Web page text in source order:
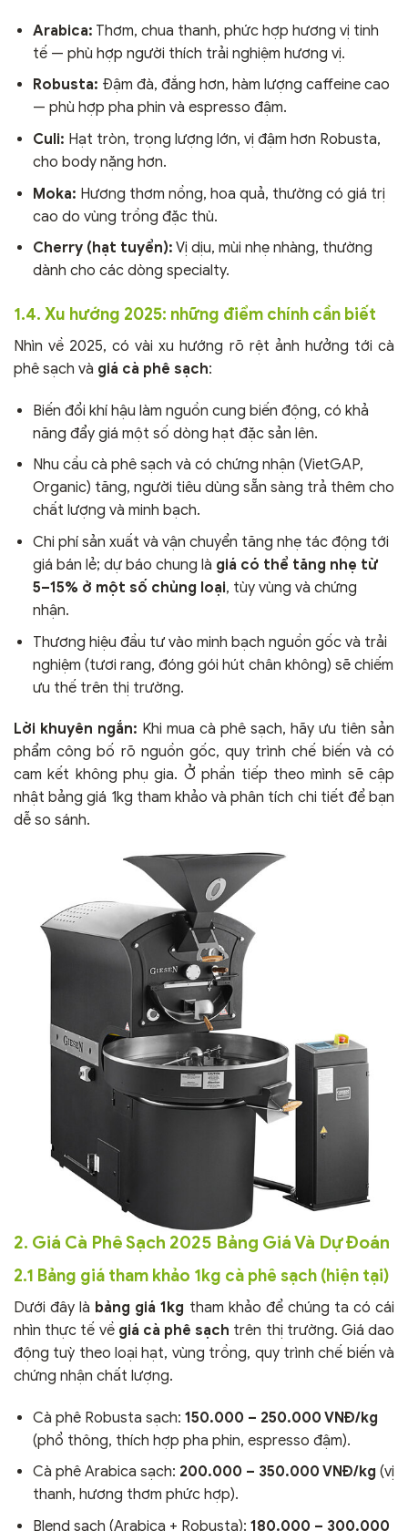
Arabica: Thơm, chua thanh, phức hợp hương vị tinh
tế — phù hợp người thích trải nghiệm hương vị.
Robusta: Đậm đà, đắng hơn, hàm lượng caffeine cao
— phù hợp pha phin và espresso đậm.
Culi: Hạt tròn, trọng lượng lớn, vị đậm hơn Robusta,
cho body nặng hơn.
Moka: Hương thơm nồng, hoa quả, thường có giá trị
cao do vùng trồng đặc thù.
Cherry (hạt tuyển): Vị dịu, mùi nhẹ nhàng, thường
dành cho các dòng specialty.
1.4. Xu hướng 2025: những điểm chính cần biết
Nhìn về 2025, có vài xu hướng rõ rệt ảnh hưởng tới cà
phê sạch và giá cà phê sạch:
Biến đổi khí hậu làm nguồn cung biến động, có khả
năng đẩy giá một số dòng hạt đặc sản lên.
Nhu cầu cà phê sạch và có chứng nhận (VietGAP,
Organic) tăng, người tiêu dùng sẵn sàng trả thêm cho
chất lượng và minh bạch.
Chi phí sản xuất và vận chuyển tăng nhẹ tác động tới
giá bán lẻ; dự báo chung là giá có thể tăng nhẹ từ
5–15% ở một số chủng loại, tùy vùng và chứng
nhận.
Thương hiệu đầu tư vào minh bạch nguồn gốc và trải
nghiệm (tươi rang, đóng gói hút chân không) sẽ chiếm
ưu thế trên thị trường.
Lời khuyên ngắn: Khi mua cà phê sạch, hãy ưu tiên sản
phẩm công bố rõ nguồn gốc, quy trình chế biến và có
cam kết không phụ gia. Ở phần tiếp theo mình sẽ cập
nhật bảng giá 1kg tham khảo và phân tích chi tiết để bạn
dễ so sánh.
2. Giá Cà Phê Sạch 2025 Bảng Giá Và Dự Đoán
2.1 Bảng giá tham khảo 1kg cà phê sạch (hiện tại)
Dưới đây là bảng giá 1kg tham khảo để chúng ta có cái
nhìn thực tế về giá cà phê sạch trên thị trường. Giá dao
động tuỳ theo loại hạt, vùng trồng, quy trình chế biến và
chứng nhận chất lượng.
Cà phê Robusta sạch: 150.000 – 250.000 VNĐ/kg
(phổ thông, thích hợp pha phin, espresso đậm).
Cà phê Arabica sạch: 200.000 – 350.000 VNĐ/kg (vị
thanh, hương thơm phức hợp).
Blend sạch (Arabica + Robusta): 180.000 – 300.000